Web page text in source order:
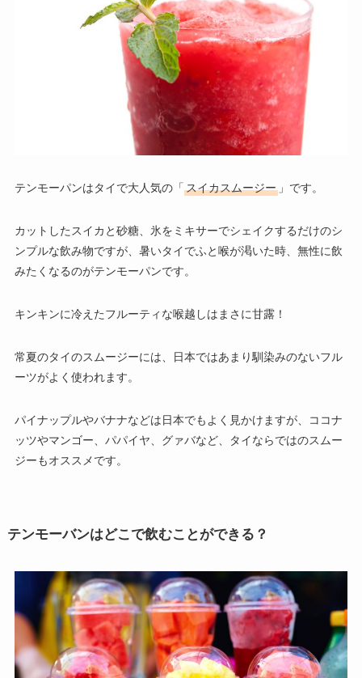
テンモーパンはタイで大人気の「 スイカスムージー」です。
カットしたスイカと砂糖、氷をミキサーでシェイクするだけのシ
ンプルな飲み物ですが、暑いタイでふと喉が渇いた時、無性に飲
みたくなるのがテンモーパンです。
キンキンに冷えたフルーティな喉越しはまさに甘露！
常夏のタイのスムージーには、日本ではあまり馴染みのないフル
ーツがよく使われます。
パイナップルやバナナなどは日本でもよく見かけますが、ココナ
ッツやマンゴー、パパイヤ、グァバなど、タイならではのスムー
ジーもオススメです。
テンモーバンはどこで飲むことができる？